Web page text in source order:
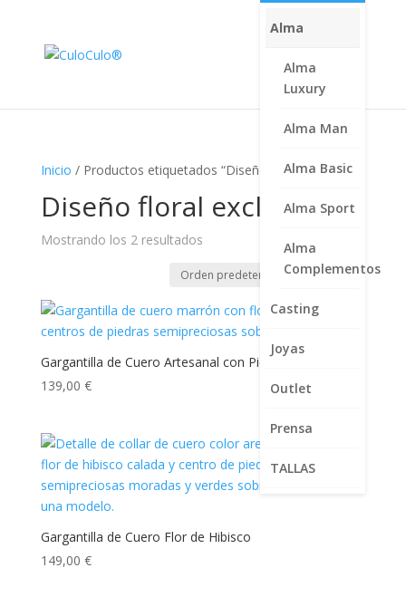
Alma
Alma
Luxury
Alma Man
Alma Basic
Alma Sport
Alma
Complementos
Casting
Joyas
Outlet
Prensa
TALLAS
Inicio / Productos etiquetados “Diseño floral exclusivo”
Diseño floral exclusivo
Mostrando los 2 resultados
Gargantilla de Cuero Artesanal con Piedras
139,00 €
Gargantilla de Cuero Flor de Hibisco
149,00 €